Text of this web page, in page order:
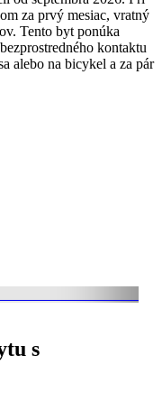
za prvý mesiac, vratný
Tento byt ponúka
kontaktu
alebo na bicykel a za pár
s